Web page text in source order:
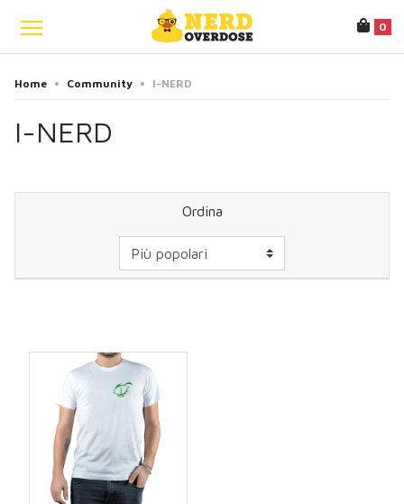
0
Home • Community • I-NERD
I-NERD
Ordina